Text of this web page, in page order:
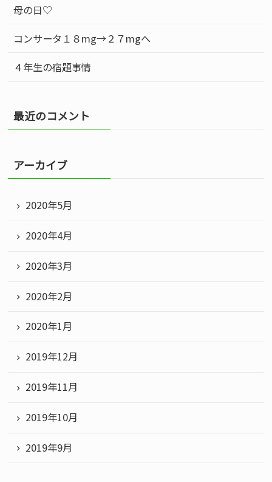
母の日♡
コンサータ１８mg→２７mgへ
４年生の宿題事情
最近のコメント
アーカイブ
2020年5月
2020年4月
2020年3月
2020年2月
2020年1月
2019年12月
2019年11月
2019年10月
2019年9月